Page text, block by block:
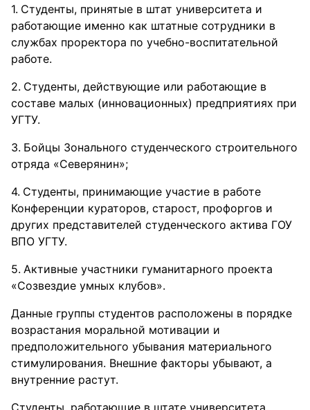
Студенты, принятые в штат университета и
работающие именно как штатные сотрудники в
службах проректора по учебно-воспитательной
работе.
Студенты, действующие или работающие в
составе малых (инновационных) предприятиях при
УГТУ.
Бойцы Зонального студенческого строительного
отряда «Северянин»;
Студенты, принимающие участие в работе
Конференции кураторов, старост, профоргов и
других представителей студенческого актива ГОУ
ВПО УГТУ.
Активные участники гуманитарного проекта
«Созвездие умных клубов».
Данные группы студентов расположены в порядке
возрастания моральной мотивации и
предположительного убывания материального
стимулирования. Внешние факторы убывают, а
внутренние растут.
Студенты, работающие в штате университета,